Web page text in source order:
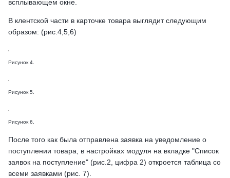
всплывающем окне.
В клентской части в карточке товара выглядит следующим
образом: (рис.4,5,6)
Рисунок 4.
Рисунок 5.
Рисунок 6.
После того как была отправлена заявка на уведомление о
поступлении товара, в настройках модуля на вкладке "Список
заявок на поступление" (рис.2, цифра 2) откроется таблица со
всеми заявками (рис. 7).